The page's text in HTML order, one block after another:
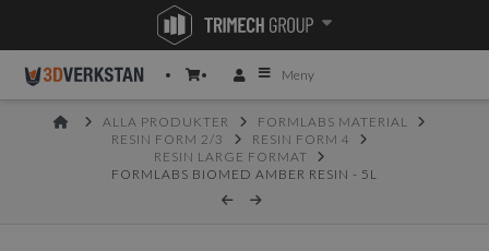
Meny
HOMEALLA PRODUKTER
FORMLABS MATERIAL
RESIN FORM 2/3
RESIN FORM 4
RESIN LARGE FORMAT
FORMLABS BIOMED AMBER RESIN - 5L